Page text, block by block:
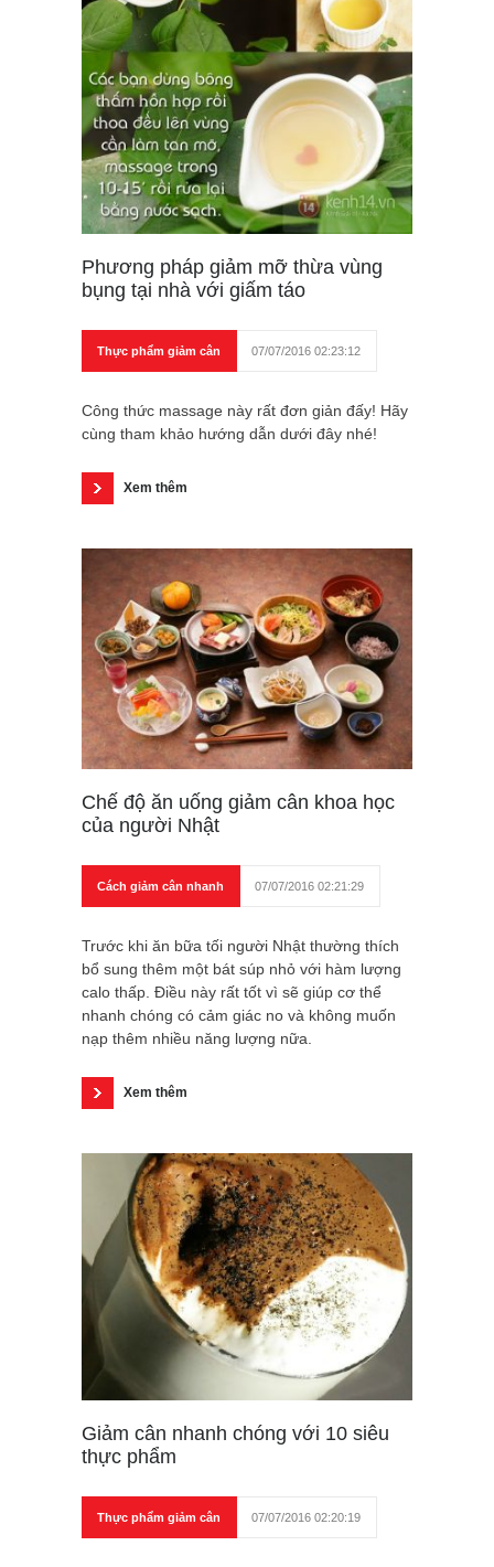
Phương pháp giảm mỡ thừa vùng
bụng tại nhà với giấm táo
Thực phẩm giảm cân 07/07/2016 02:23:12
Công thức massage này rất đơn giản đấy! Hãy
cùng tham khảo hướng dẫn dưới đây nhé!
Xem thêm
Chế độ ăn uống giảm cân khoa học
của người Nhật
Cách giảm cân nhanh 07/07/2016 02:21:29
Trước khi ăn bữa tối người Nhật thường thích
bổ sung thêm một bát súp nhỏ với hàm lượng
calo thấp. Điều này rất tốt vì sẽ giúp cơ thể
nhanh chóng có cảm giác no và không muốn
nạp thêm nhiều năng lượng nữa.
Xem thêm
Giảm cân nhanh chóng với 10 siêu
thực phẩm
Thực phẩm giảm cân 07/07/2016 02:20:19